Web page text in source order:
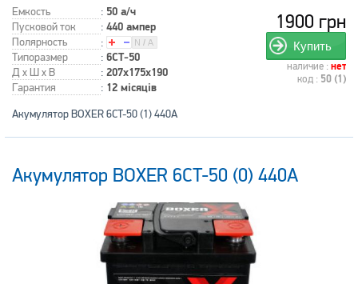
Емкость : 50 а/ч
Пусковой ток : 440 ампер
Полярность
:
Типоразмер
: 6СТ-50
Д x Ш x В : 207x175x190
Гарантия : 12 місяців
1900 грн
Купить
наличие : нет
код : 50 (1)
Акумулятор BOXER 6CT-50 (1) 440A
Акумулятор BOXER 6CT-50 (0) 440A